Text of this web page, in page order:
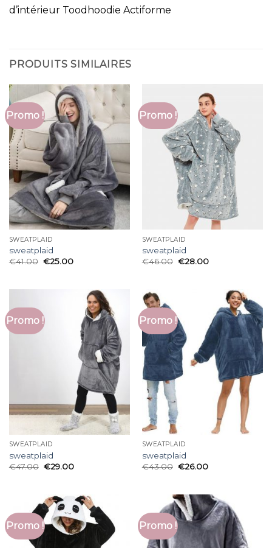
d’intérieur Toodhoodie Actiforme
PRODUITS SIMILAIRES
Promo !
SWEATPLAID
sweatplaid
€41.00 €25.00
Promo !
SWEATPLAID
sweatplaid
€46.00 €28.00
Promo !
SWEATPLAID
sweatplaid
€47.00 €29.00
Promo !
SWEATPLAID
sweatplaid
€43.00 €26.00
Promo ! Promo !